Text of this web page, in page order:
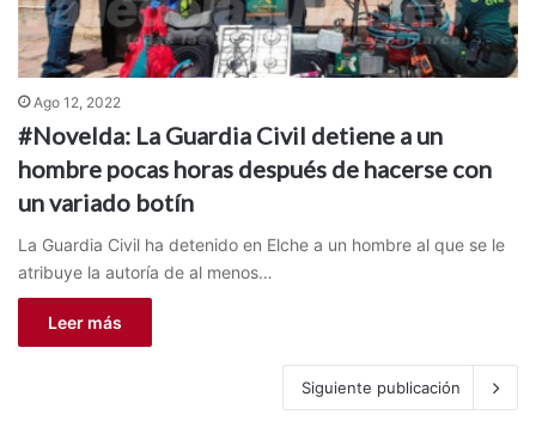
Ago 12, 2022
#Novelda: La Guardia Civil detiene a un
hombre pocas horas después de hacerse con
un variado botín
La Guardia Civil ha detenido en Elche a un hombre al que se le
atribuye la autoría de al menos…
Leer más
Siguiente publicación